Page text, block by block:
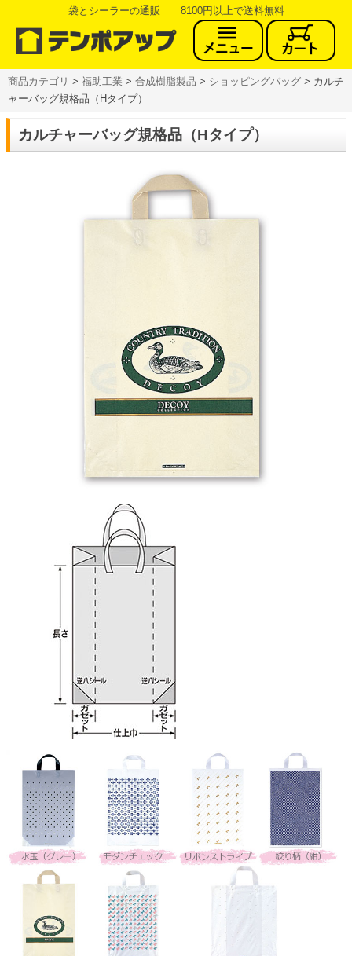
袋とシーラーの通販 8100円以上で送料無料
商品カテゴリ > 福助工業 > 合成樹脂製品 > ショッピングバッグ > カルチ
ャーバッグ規格品（Hタイプ）
カルチャーバッグ規格品（Hタイプ）